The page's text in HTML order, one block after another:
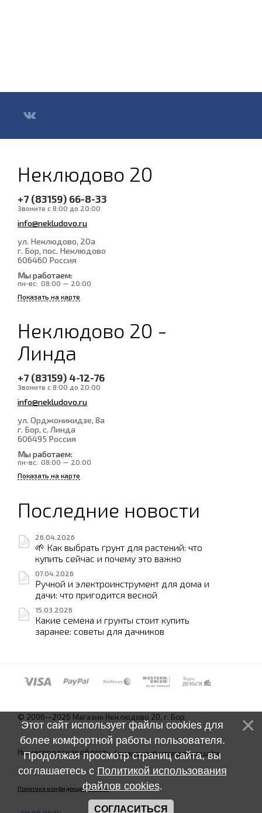
Неклюдово 20
+7 (83159) 66-8-33
Звоните с 8:00 до 20:00
info@nekludovo.ru
ул. Неклюдово, 20а
г. Бор, пос. Неклюдово
606460 Россия
Мы работаем:
пн-вс: 08:00 — 20:00
Показать на карте
Неклюдово 20 -
Линда
+7 (83159) 4-12-76
Звоните с 8:00 до 20:00
info@nekludovo.ru
ул. Орджоникидзе, 8а
г. Бор, с. Линда
606495 Россия
Мы работаем:
пн-вс: 08:00 — 20:00
Показать на карте
Последние новости
26.04.2026
🌱 Как выбрать грунт для растений: что
купить сейчас и почему это важно
07.04.2026
Ручной и электроинструмент для дома и
дачи: что пригодится весной
15.03.2026
Какие семена и грунты стоит купить
заранее: советы для дачников
© 2006—2026 Магазин Неклюдово 20, г. Бор
Нижегородская область.Соглашение об использовании сайта
Политика конфиденциальности
Этот сайт использует файлы cookies для
более комфортной работы пользователя.
Продолжая просмотр страниц сайта, вы
соглашаетесь с Политикой использования
файлов cookies.
СОГЛАСИТЬСЯ